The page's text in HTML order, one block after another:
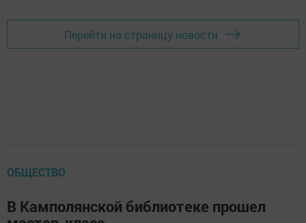
Перейти на страницу новости
ОБЩЕСТВО
В Камполянской библиотеке прошел